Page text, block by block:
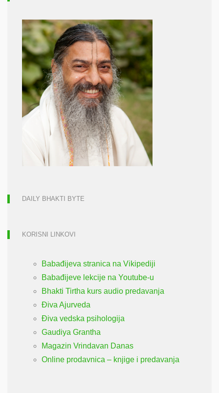
DAILY BHAKTI BYTE
KORISNI LINKOVI
Babađijeva stranica na Vikipediji
Babađijeve lekcije na Youtube-u
Bhakti Tirtha kurs audio predavanja
Điva Ajurveda
Điva vedska psihologija
Gaudiya Grantha
Magazin Vrindavan Danas
Online prodavnica – knjige i predavanja